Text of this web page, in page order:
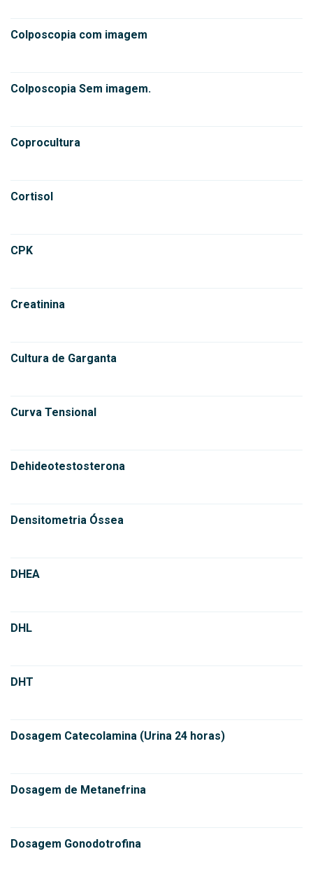
Colposcopia com imagem
Colposcopia Sem imagem.
Coprocultura
Cortisol
CPK
Creatinina
Cultura de Garganta
Curva Tensional
Dehideotestosterona
Densitometria Óssea
DHEA
DHL
DHT
Dosagem Catecolamina (Urina 24 horas)
Dosagem de Metanefrina
Dosagem Gonodotrofina